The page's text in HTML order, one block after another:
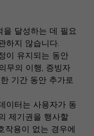
을 달성하는 데 필요
하지 않습니다.
이 유지되는 동안
무의 이행, 증빙자
기간 동안 추가로
이터는 사용자가 동
제기권을 행사할
작용이 없는 경우에